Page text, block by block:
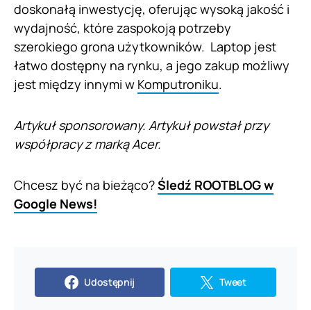
doskonałą inwestycję, oferując wysoką jakość i
wydajność, które zaspokoją potrzeby
szerokiego grona użytkowników. Laptop jest
łatwo dostępny na rynku, a jego zakup możliwy
jest między innymi w Komputroniku.
Artykuł sponsorowany. Artykuł powstał przy
współpracy z marką Acer.
Chcesz być na bieżąco?Śledź ROOTBLOG w
Google News!
Udostępnij Tweet